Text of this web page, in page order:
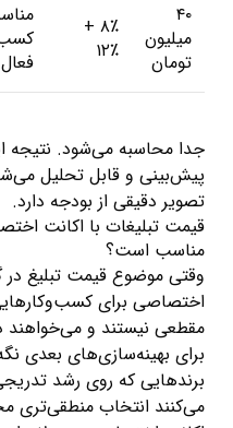
۴۰
میلیون
تومان
۸٪ +
۱۲٪
فعال
جدا محاسبه می‌شود. نتیجه
پیش‌بینی و قابل تحلیل
تصویر دقیقی از بودجه دارد.
قیمت تبلیغات با اکانت
مناسب است؟
وقتی موضوع قیمت تبلیغ
اختصاصی برای
مقطعی نیستند و می‌خواهند
برای بهینه‌سازی‌های بعدی
برندهایی که روی رشد
می‌کنند انتخاب